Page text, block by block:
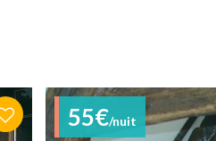
55€/nuit